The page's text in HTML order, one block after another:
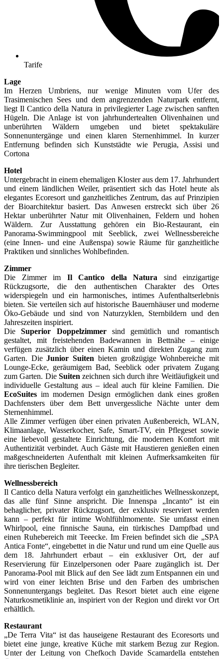
Tarife
Lage
Im Herzen Umbriens, nur wenige Minuten vom Ufer des
Trasimenischen Sees und dem angrenzenden Naturpark entfernt,
liegt Il Cantico della Natura in privilegierter Lage zwischen sanften
Hügeln. Die Anlage ist von jahrhundertealten Olivenhainen und
unberührten Wäldern umgeben und bietet spektakuläre
Sonnenuntergänge und einen klaren Sternenhimmel. In kurzer
Entfernung befinden sich Kunststädte wie Perugia, Assisi und
Cortona
Hotel
Untergebracht in einem ehemaligen Kloster aus dem 17. Jahrhundert
und einem ländlichen Weiler, präsentiert sich das Hotel heute als
elegantes Ecoresort und ganzheitliches Zentrum, das auf Prinzipien
der Bioarchitektur basiert. Das Anwesen erstreckt sich über 26
Hektar unberührter Natur mit Olivenhainen, Feldern und hohen
Wäldern. Zur Ausstattung gehören ein Bio-Restaurant, ein
Panorama-Swimmingpool mit Seeblick, zwei Wellnessbereiche
(eine Innen- und eine Außenspa) sowie Räume für ganzheitliche
Praktiken und sinnliches Wohlbefinden.
Zimmer
Die Zimmer im Il Cantico della Natura sind einzigartige
Rückzugsorte, die den authentischen Charakter des Ortes
widerspiegeln und ein harmonisches, intimes Aufenthaltserlebnis
bieten. Sie verteilen sich auf historische Bauernhäuser und moderne
Öko-Gebäude und sind von Naturzyklen, Sternbildern und den
Jahreszeiten inspiriert.
DieSuperior Doppelzimmersind gemütlich und romantisch
gestaltet, mit freistehenden Badewannen in Bettnähe – einige
verfügen zusätzlich über einen Kamin und direkten Zugang zum
Garten. DieJunior Suiten bieten großzügige Wohnbereiche mit
Lounge-Ecke, geräumigem Bad, Seeblick oder privatem Zugang
zum Garten. Die Suiten zeichnen sich durch ihre Weitläufigkeit und
individuelle Gestaltung aus – ideal auch für kleine Familien. Die
EcoSuites im modernen Design ermöglichen dank eines großen
Dachfensters über dem Bett unvergessliche Nächte unter dem
Sternenhimmel.
Alle Zimmer verfügen über einen privaten Außenbereich, WLAN,
Klimaanlage, Wasserkocher, Safe, Smart-TV, ein Pflegeset sowie
eine liebevoll gestaltete Einrichtung, die modernen Komfort mit
Authentizität verbindet. Auch Gäste mit Haustieren genießen einen
maßgeschneiderten Aufenthalt mit kleinen Aufmerksamkeiten für
ihre tierischen Begleiter.
Wellnessbereich
Il Cantico della Natura verfolgt ein ganzheitliches Wellnesskonzept,
das alle fünf Sinne anspricht. Die Innenspa „Incanto“ ist ein
behaglicher, privater Rückzugsort, der exklusiv reserviert werden
kann – perfekt für intime Wohlfühlmomente. Sie umfasst einen
Whirlpool, eine finnische Sauna, ein türkisches Dampfbad und
einen Ruhebereich mit Teeecke. Im Freien befindet sich die „SPA
Antica Fonte“, eingebettet in die Natur und rund um eine Quelle aus
dem 18. Jahrhundert erbaut – ein exklusiver Ort, der auf
Reservierung für Einzelpersonen oder Paare zugänglich ist. Der
Panorama-Pool mit Blick auf den See lädt zum Entspannen ein und
wird von einer leichten Brise und den Farben des umbrischen
Sonnenuntergangs begleitet. Das Resort bietet auch eine eigene
Naturkosmetiklinie an, inspiriert von der Region und direkt vor Ort
erhältlich.
Restaurant
„De Terra Vita“ ist das hauseigene Restaurant des Ecoresorts und
bietet eine junge, kreative Küche mit starkem Bezug zur Region.
Unter der Leitung von Chefkoch Davide Scamardella entstehen